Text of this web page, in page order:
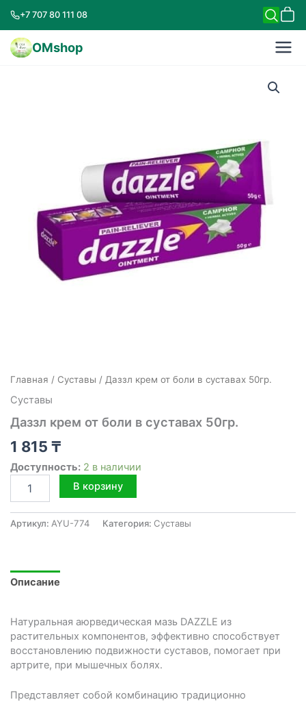
+7 707 80 111 08
OMshop
Главная / Cуставы / Даззл крем от боли в суставах 50гр.
Cуставы
Даззл крем от боли в суставах 50гр.
1 815 ₸
Доступность: 2 в наличии
товара
крем
суставах
В корзину
Артикул: AYU-774 Категория: Cуставы
Описание
Натуральная аюрведическая мазь DAZZLE из
растительных компонентов, эффективно способствует
восстановлению подвижности суставов, помогает при
артрите, при мышечных болях.
Представляет собой комбинацию традиционно